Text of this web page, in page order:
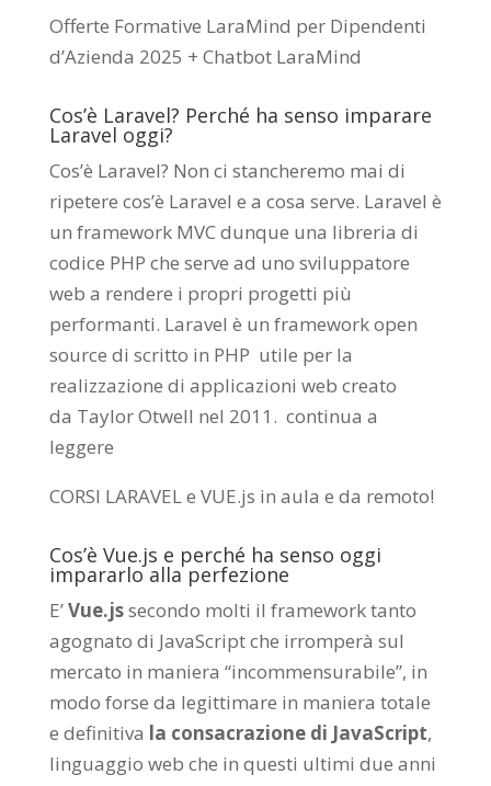
Offerte Formative LaraMind per Dipendenti
d’Azienda 2025 + Chatbot LaraMind
Cos’è Laravel? Perché ha senso imparare
Laravel oggi?
Cos’è Laravel? Non ci stancheremo mai di
ripetere cos’è Laravel e a cosa serve. Laravel è
un framework MVC dunque una libreria di
codice PHP che serve ad uno sviluppatore
web a rendere i propri progetti più
performanti. Laravel è un framework open
source di scritto in PHP utile per la
realizzazione di applicazioni web creato
da Taylor Otwell nel 2011. continua a
leggere
CORSI LARAVEL e VUE.js in aula e da remoto!
Cos’è Vue.js e perché ha senso oggi
impararlo alla perfezione
E’Vue.jssecondo molti il framework tanto
agognato di JavaScript che irromperà sul
mercato in maniera “incommensurabile”, in
modo forse da legittimare in maniera totale
e definitiva la consacrazione di JavaScript,
linguaggio web che in questi ultimi due anni